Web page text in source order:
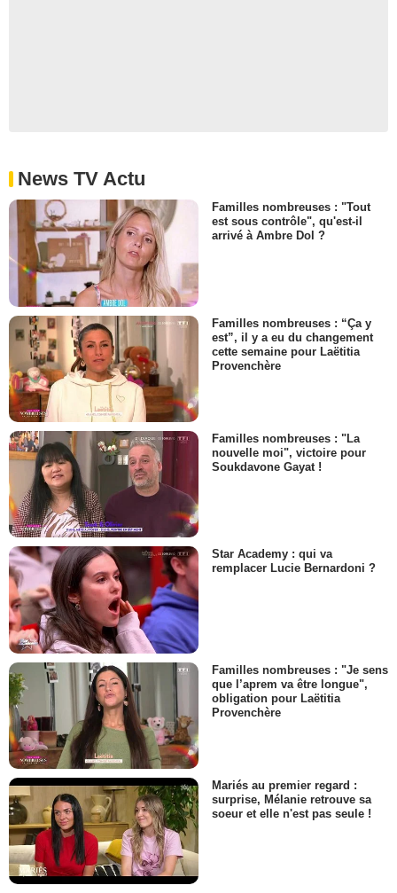
News TV Actu
Familles nombreuses : "Tout
est sous contrôle", qu'est-il
arrivé à Ambre Dol ?
Familles nombreuses : “Ça y
est”, il y a eu du changement
cette semaine pour Laëtitia
Provenchère
Familles nombreuses : "La
nouvelle moi", victoire pour
Soukdavone Gayat !
Star Academy : qui va
remplacer Lucie Bernardoni ?
Familles nombreuses : "Je sens
que l’aprem va être longue",
obligation pour Laëtitia
Provenchère
Mariés au premier regard :
surprise, Mélanie retrouve sa
soeur et elle n'est pas seule !